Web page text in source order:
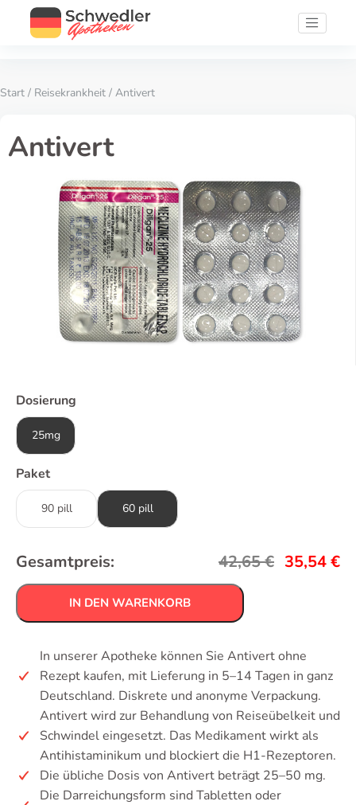
Start / Reisekrankheit / Antivert
Antivert
Dosierung
25mg
Paket
90 pill 60 pill
Gesamtpreis: 42,65€ 35,54€
IN DEN WARENKORB
In unserer Apotheke können Sie Antivert ohne
Rezept kaufen, mit Lieferung in 5–14 Tagen in ganz
Deutschland. Diskrete und anonyme Verpackung.
Antivert wird zur Behandlung von Reiseübelkeit und
Schwindel eingesetzt. Das Medikament wirkt als
Antihistaminikum und blockiert die H1-Rezeptoren.
Die übliche Dosis von Antivert beträgt 25–50 mg.
Die Darreichungsform sind Tabletten oder